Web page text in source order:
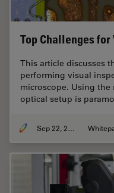
Top Challenges
This article discusses
performing visual
microscope. Using
optical setup is
Sep 22, 2023